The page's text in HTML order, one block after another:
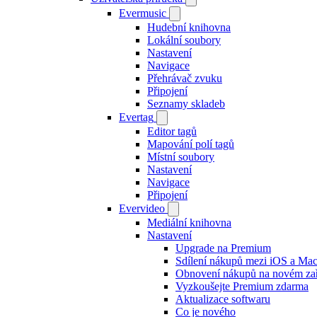
Evermusic
Hudební knihovna
Lokální soubory
Nastavení
Navigace
Přehrávač zvuku
Připojení
Seznamy skladeb
Evertag
Editor tagů
Mapování polí tagů
Místní soubory
Nastavení
Navigace
Připojení
Evervideo
Mediální knihovna
Nastavení
Upgrade na Premium
Sdílení nákupů mezi iOS a Mac
Obnovení nákupů na novém
Vyzkoušejte Premium zdarma
Aktualizace softwaru
Co je nového